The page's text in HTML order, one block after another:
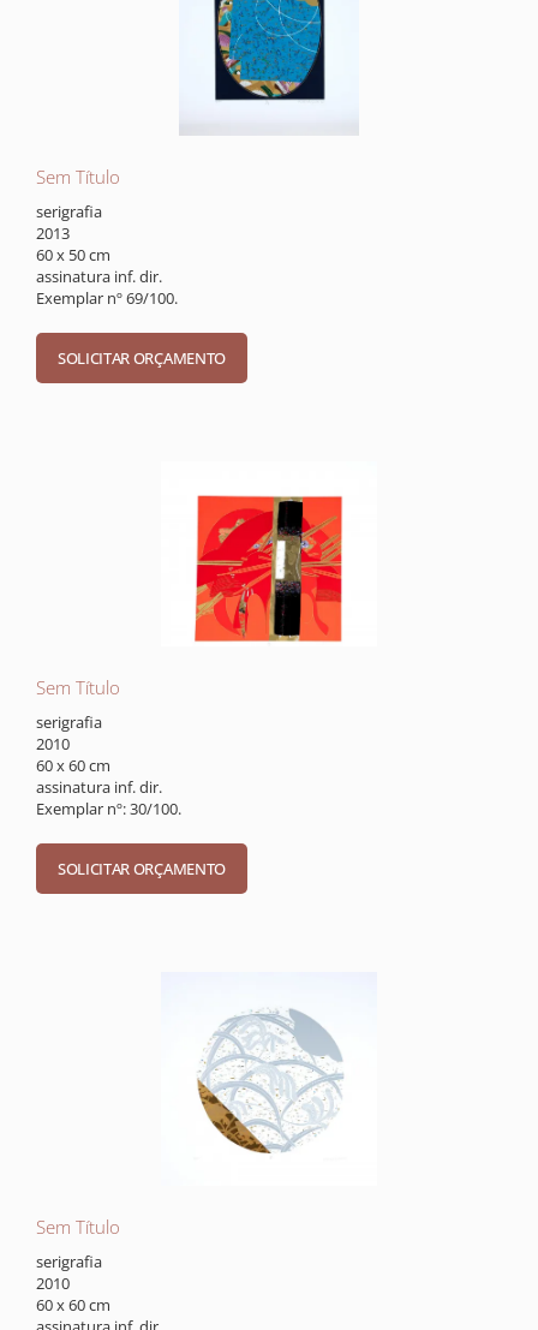
Sem Título
serigrafia
2013
60 x 50 cm
assinatura inf. dir.
Exemplar nº 69/100.
Sem Título
serigrafia
2010
60 x 60 cm
assinatura inf. dir.
Exemplar nº: 30/100.
Sem Título
serigrafia
2010
60 x 60 cm